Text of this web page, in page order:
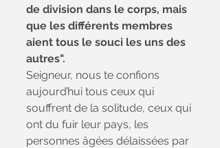
de division dans le corps, mais
que les différents membres
aient tous le souci les uns des
autres".
Seigneur, nous te confions
aujourd’hui tous ceux qui
souffrent de la solitude, ceux qui
ont du fuir leur pays, les
personnes âgées délaissées par